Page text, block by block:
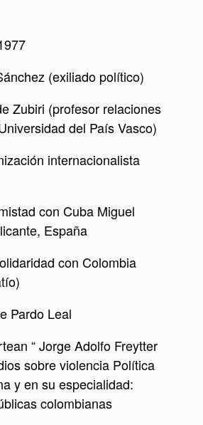
(exiliado político)
Zubiri (profesor relaciones
del País Vasco)
internacionalista
con Cuba Miguel
España
con Colombia
Pardo Leal
“ Jorge Adolfo Freytter
sobre violencia Política
y en su especialidad:
colombianas